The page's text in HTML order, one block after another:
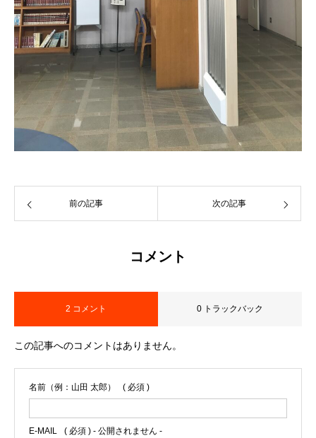
前の記事 次の記事
コメント
2 コメント 0 トラックバック
この記事へのコメントはありません。
名前（例：山田 太郎） ( 必須 )
E-MAIL ( 必須 ) - 公開されません -